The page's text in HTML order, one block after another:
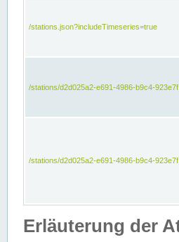
/stations.json?includeTimeseries=true
/stations/d2d025a2-e691-4986-b9c4-
/stations/d2d025a2-e691-4986-b9c4-
Erläuterung der